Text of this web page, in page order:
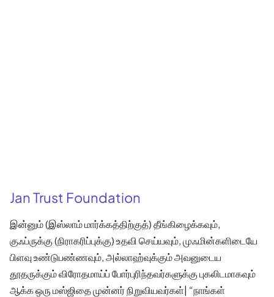
Jan Trust Foundation
இன்னும் (இஸ்லாம் மார்க்கத்திற்குத்) தீங்கிழைக்கவும்,
குஃப்ருக்கு (நிராகரிப்புக்கு) உதவி செய்யவும், முஃமின்களிடையே
பிளவு உண்டுபண்ணவும், அல்லாஹ்வுக்கும் அவனுடைய
தூதருக்கும் விரோதமாய்ப் போர்புரிந்தவர்களுக்கு புகலிடமாகவும்
ஆக்க ஒரு மஸ்ஜிதை முன்னர் நிறுவியவர்கள்| “நாங்கள்